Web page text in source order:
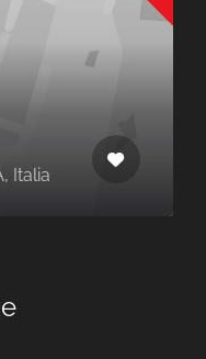
73043 Copertino LE,